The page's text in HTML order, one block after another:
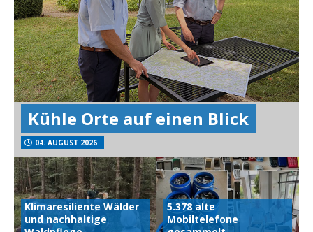
Kühle Orte auf einen Blick
04. AUGUST 2026
Klimaresiliente Wälder
und nachhaltige
5.378 alte
Mobiltelefone